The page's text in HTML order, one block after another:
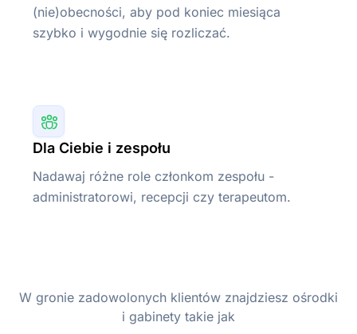
(nie)obecności, aby pod koniec miesiąca
szybko i wygodnie się rozliczać.
Dla Ciebie i zespołu
Nadawaj różne role członkom zespołu -
administratorowi, recepcji czy terapeutom.
W gronie zadowolonych klientów znajdziesz ośrodki
i gabinety takie jak